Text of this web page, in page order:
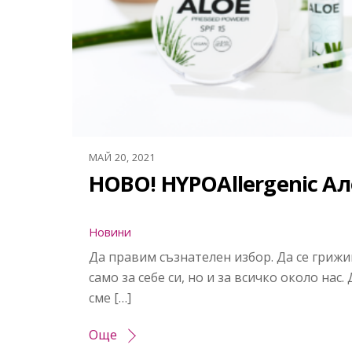
МАЙ 20, 2021
НОВО! HYPOAllergenic
Новини
Да правим съзнателен избор. Да се
само за себе си, но и за всичко около нас.
сме […]
Още